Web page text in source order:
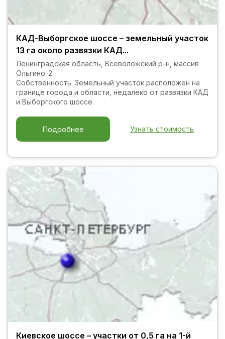
КАД-Выборгское шоссе – земельный участок
13 га около развязки КАД...
Ленинградская область, Всеволожский р-н, массив
Ольгино-2.
Собственность. Земельный участок расположен на
границе города и области, недалеко от развязки КАД
и Выборгского шоссе.
Узнать стоимость
Подробнее
Киевское шоссе – участки от 0,5 га на 1-й